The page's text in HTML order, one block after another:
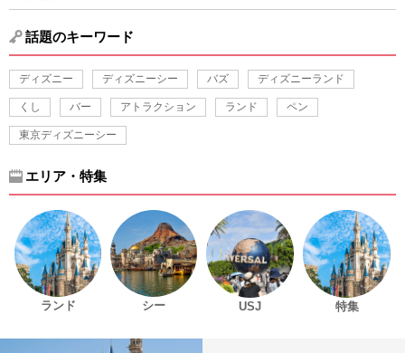
話題のキーワード
ディズニー ディズニーシー バズ ディズニーランド
くし バー アトラクション ランド ペン
東京ディズニーシー
エリア・特集
ランド シー USJ 特集